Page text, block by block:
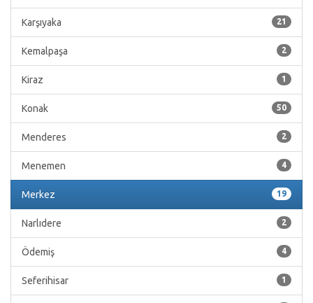
21
Karşıyaka
2
Kemalpaşa
1
Kiraz
50
Konak
2
Menderes
4
Menemen
19
Merkez
2
Narlıdere
4
Ödemiş
1
Seferihisar